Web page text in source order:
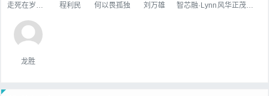
程利民 何以畏孤独 刘万雄 智芯融·Lynn
龙胜